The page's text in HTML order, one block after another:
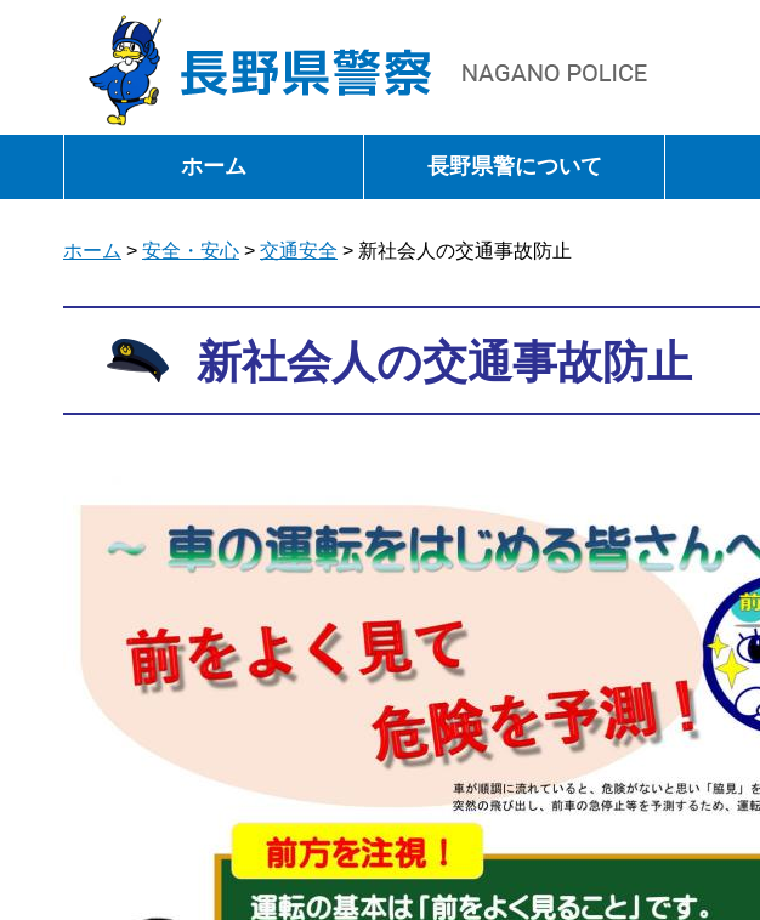
長野県警察
ホーム 長野県警について
ホーム > 安全・安心 > 交通安全 > 新社会人の交通事故防止
新社会人の交通事故防止